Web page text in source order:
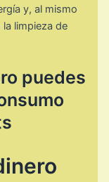
y, al mismo
limpieza de
puedes